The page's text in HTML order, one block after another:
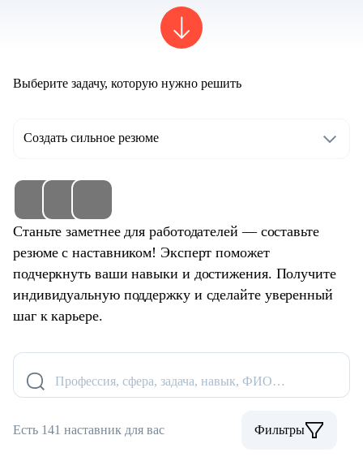
Выберите задачу, которую нужно решить
Создать сильное резюме
Станьте заметнее для работодателей — составьте
резюме с наставником! Эксперт поможет
подчеркнуть ваши навыки и достижения. Получите
индивидуальную поддержку и сделайте уверенный
шаг к карьере.
Профессия, сфера, задача, навык, ФИО…
Есть 141 наставник для вас Фильтры